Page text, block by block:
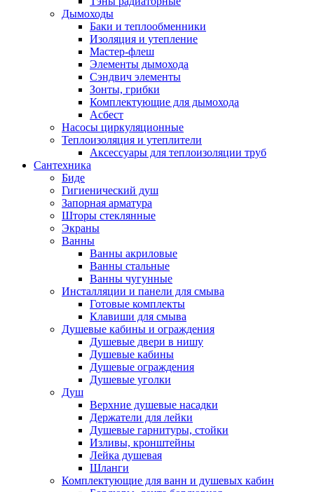
Дымоходы
Баки и теплообменники
Изоляция и утепление
Мастер-флеш
Элементы дымохода
Сэндвич элементы
Зонты, грибки
Комплектующие для дымохода
Асбест
Насосы циркуляционные
Теплоизоляция и утеплители
Аксессуары для теплоизоляции труб
Сантехника
Биде
Гигиенический душ
Запорная арматура
Шторы стеклянные
Экраны
Ванны
Ванны акриловые
Ванны стальные
Ванны чугунные
Инсталляции и панели для смыва
Готовые комплекты
Клавиши для смыва
Душевые кабины и ограждения
Душевые двери в нишу
Душевые кабины
Душевые ограждения
Душевые уголки
Душ
Верхние душевые насадки
Держатели для лейки
Душевые гарнитуры, стойки
Изливы, кронштейны
Лейка душевая
Шланги
Комплектующие для ванн и душевых кабин